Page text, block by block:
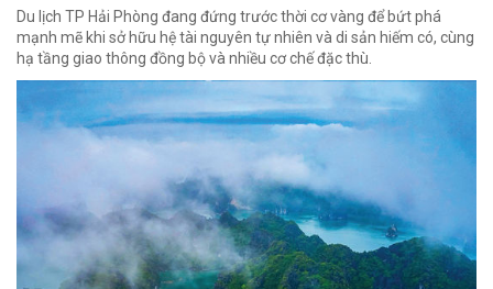
Du lịch TP Hải Phòng đang đứng trước thời cơ vàng để bứt phá
mạnh mẽ khi sở hữu hệ tài nguyên tự nhiên và di sản hiếm có, cùng
hạ tầng giao thông đồng bộ và nhiều cơ chế đặc thù.